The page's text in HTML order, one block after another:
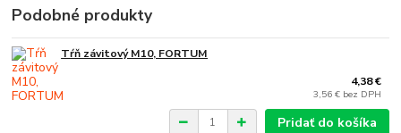
Podobné produkty
Tŕň závitový M10, FORTUM
4,38 €
3,56 € bez DPH
Pridať do košíka